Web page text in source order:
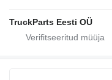
TruckParts Eesti OÜ